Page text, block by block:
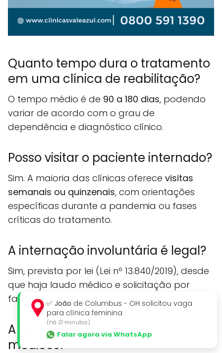
Quanto tempo dura o tratamento
em uma clínica de reabilitação?
O tempo médio é de 90 a 180 dias, podendo
variar de acordo com o grau de
dependência e diagnóstico clínico.
Posso visitar o paciente internado?
Sim. A maioria das clínicas oferece visitas
semanais ou quinzenais, com orientações
específicas durante a pandemia ou fases
críticas do tratamento.
A internação involuntária é legal?
Sim, prevista por lei (Lei nº 13.840/2019), desde
que haja laudo médico e solicitação por
familiar ou responsável legal.
A clínica aceita convênios
médicos?
✅ João de Columbus - OH solicitou vaga
para clínica feminina
(há 21 minutos)
Falar agora via WhatsApp